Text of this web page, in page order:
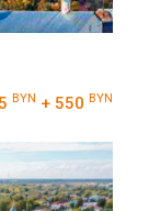
BYN + 550 BYN